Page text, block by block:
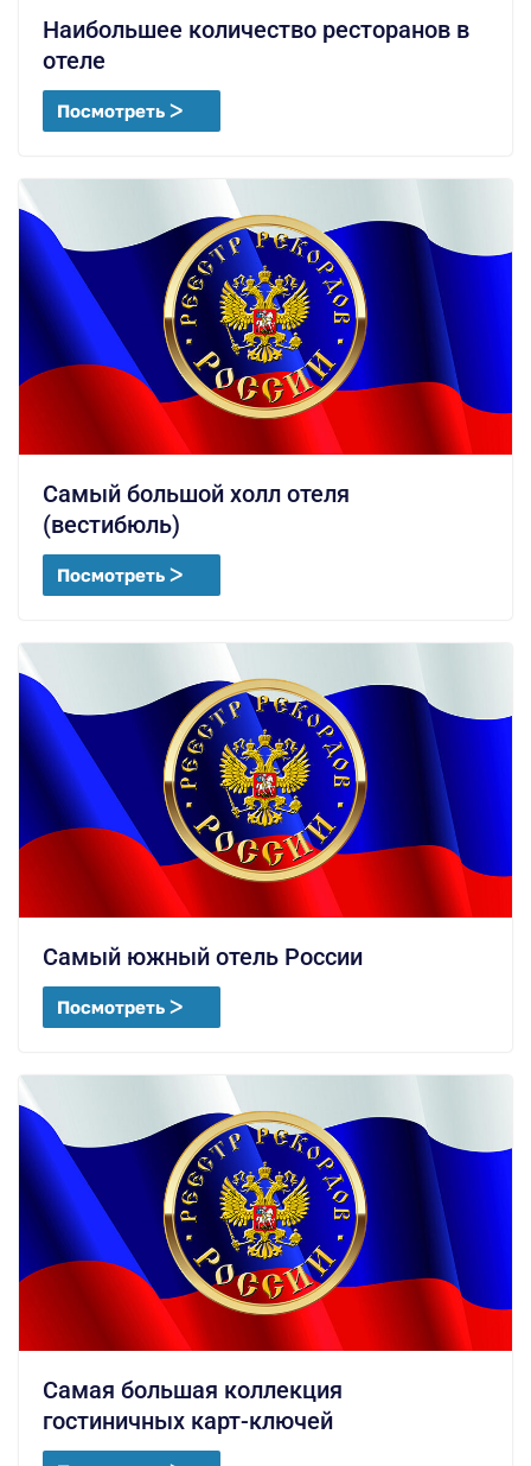
Наибольшее количество ресторанов в
отеле
Посмотреть ᐳ
Самый большой холл отеля
(вестибюль)
Посмотреть ᐳ
Самый южный отель России
Посмотреть ᐳ
Самая большая коллекция
гостиничных карт-ключей